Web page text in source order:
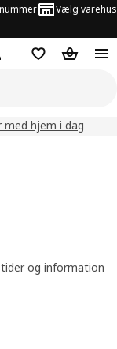
Vælg varehus
Log ind her
Huskeliste
Kurv
hjem i dag
og information